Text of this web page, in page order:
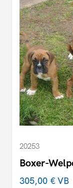
20253
Boxer-
305,00 €VB